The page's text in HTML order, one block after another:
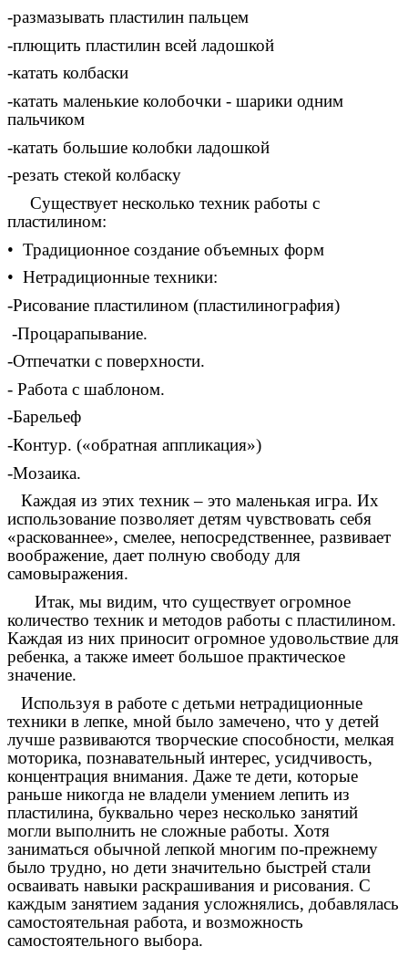
-размазывать пластилин пальцем
-плющить пластилин всей ладошкой
-катать колбаски
-катать маленькие колобочки - шарики одним
пальчиком
-катать большие колобки ладошкой
-резать стекой колбаску
Существует несколько техник работы с
пластилином:
• Традиционное создание объемных форм
• Нетрадиционные техники:
-Рисование пластилином (пластилинография)
-Процарапывание.
-Отпечатки с поверхности.
- Работа с шаблоном.
-Барельеф
-Контур. («обратная аппликация»)
-Мозаика.
Каждая из этих техник – это маленькая игра. Их
использование позволяет детям чувствовать себя
«раскованнее», смелее, непосредственнее, развивает
воображение, дает полную свободу для
самовыражения.
Итак, мы видим, что существует огромное
количество техник и методов работы с пластилином.
Каждая из них приносит огромное удовольствие для
ребенка, а также имеет большое практическое
значение.
Используя в работе с детьми нетрадиционные
техники в лепке, мной было замечено, что у детей
лучше развиваются творческие способности, мелкая
моторика, познавательный интерес, усидчивость,
концентрация внимания. Даже те дети, которые
раньше никогда не владели умением лепить из
пластилина, буквально через несколько занятий
могли выполнить не сложные работы. Хотя
заниматься обычной лепкой многим по-прежнему
было трудно, но дети значительно быстрей стали
осваивать навыки раскрашивания и рисования. С
каждым занятием задания усложнялись, добавлялась
самостоятельная работа, и возможность
самостоятельного выбора.